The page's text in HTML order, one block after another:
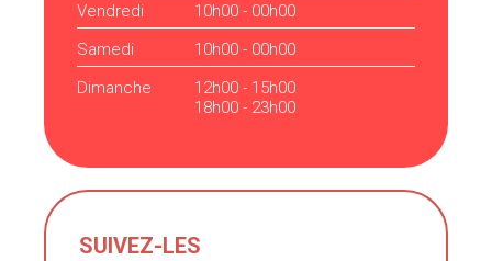
Vendredi
10h00 - 00h00
Samedi
10h00 - 00h00
Dimanche
12h00 - 15h00
18h00 - 23h00
SUIVEZ-LES